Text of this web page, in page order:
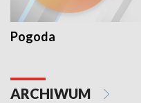
Pogoda
ARCHIWUM